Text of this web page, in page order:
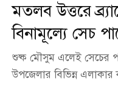
মতলব উত্তরে
বিনামূল্যে সেচ
শুষ্ক মৌসুম এলেই সেচের
উপজেলার বিভিন্ন